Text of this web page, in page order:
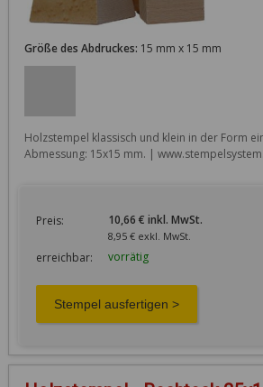
Größe des Abdruckes: 15 mm x 15 mm
Holzstempel klassisch und klein in der Form
Abmessung: 15x15 mm. |
Preis: 10,66 € inkl. MwSt.
8,95 € exkl. MwSt.
erreichbar: vorrätig